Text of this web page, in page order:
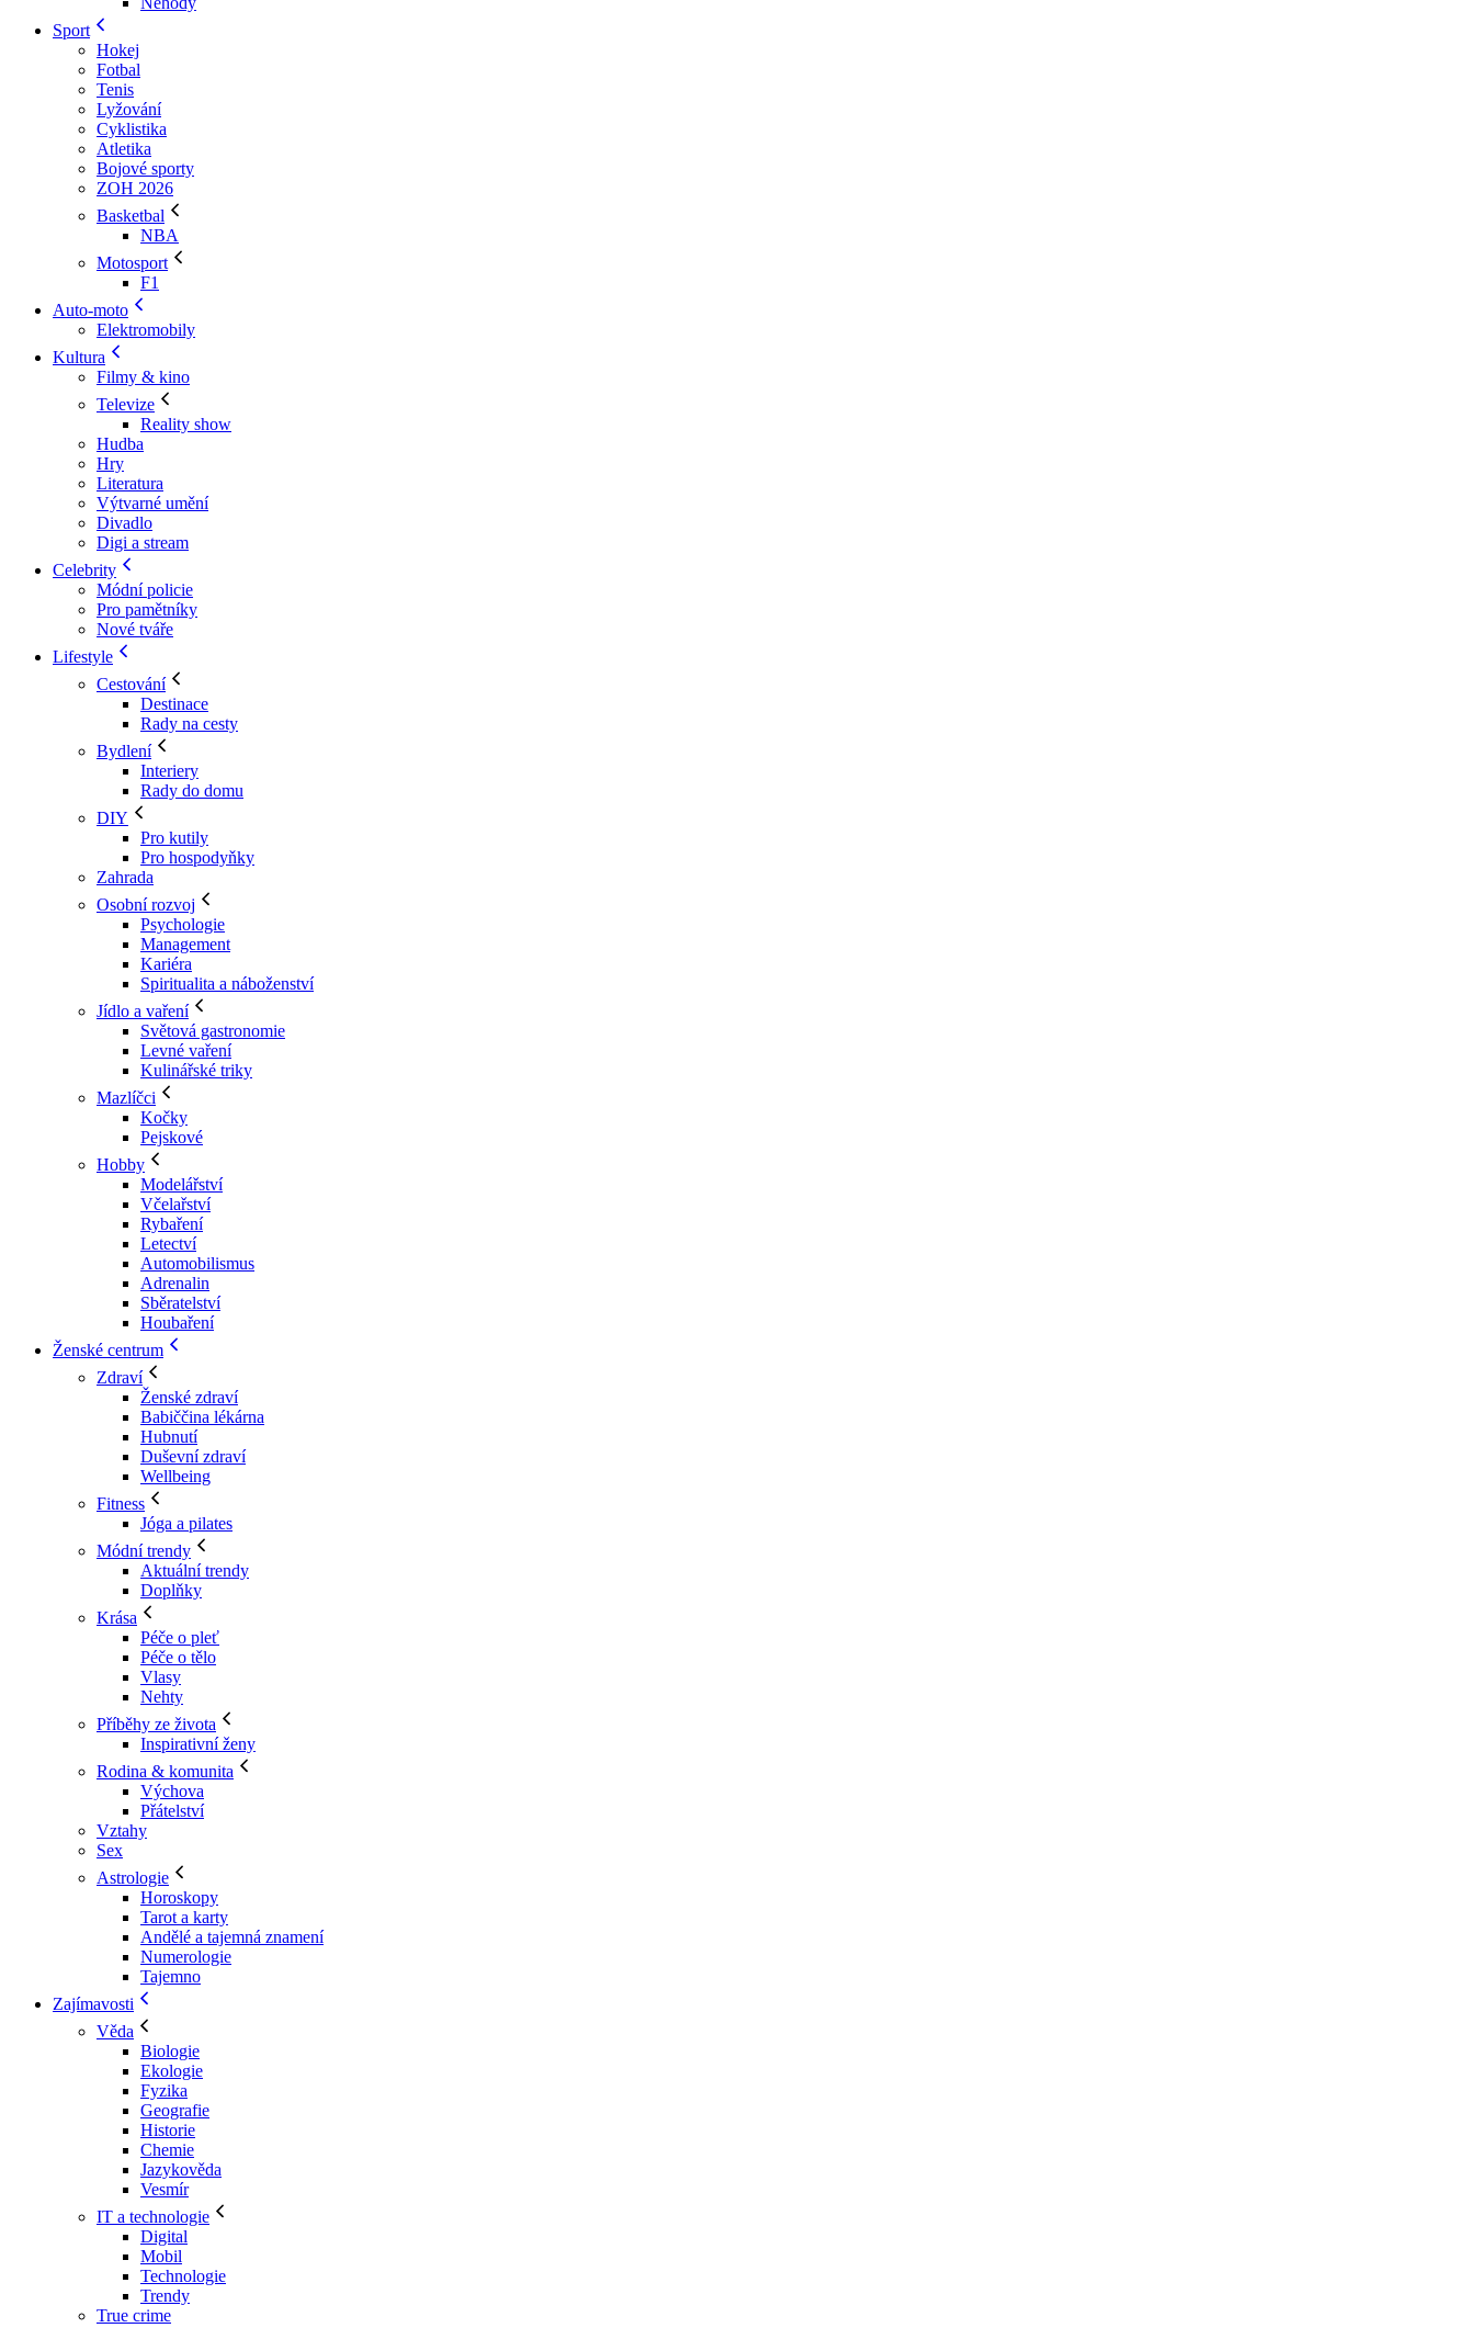
Sport
Hokej
Fotbal
Tenis
Lyžování
Cyklistika
Atletika
Bojové sporty
ZOH 2026
Basketbal
NBA
Motosport
F1
Auto-moto
Elektromobily
Kultura
Filmy & kino
Televize
Reality show
Hudba
Hry
Literatura
Výtvarné umění
Divadlo
Digi a stream
Celebrity
Módní policie
Pro pamětníky
Nové tváře
Lifestyle
Cestování
Destinace
Rady na cesty
Bydlení
Interiery
Rady do domu
DIY
Pro kutily
Pro hospodyňky
Zahrada
Osobní rozvoj
Psychologie
Management
Kariéra
Spiritualita a náboženství
Jídlo a vaření
Světová gastronomie
Levné vaření
Kulinářské triky
Mazlíčci
Kočky
Pejskové
Hobby
Modelářství
Včelařství
Rybaření
Letectví
Automobilismus
Adrenalin
Sběratelství
Houbaření
Ženské centrum
Zdraví
Ženské zdraví
Babiččina lékárna
Hubnutí
Duševní zdraví
Wellbeing
Fitness
Jóga a pilates
Módní trendy
Aktuální trendy
Doplňky
Krása
Péče o pleť
Péče o tělo
Vlasy
Nehty
Příběhy ze života
Inspirativní ženy
Rodina & komunita
Výchova
Přátelství
Vztahy
Sex
Astrologie
Horoskopy
Tarot a karty
Andělé a tajemná znamení
Numerologie
Tajemno
Zajímavosti
Věda
Biologie
Ekologie
Fyzika
Geografie
Historie
Chemie
Jazykověda
Vesmír
IT a technologie
Digital
Mobil
Technologie
Trendy
True crime